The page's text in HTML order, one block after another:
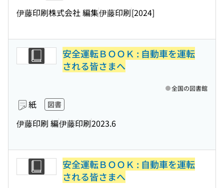
伊藤印刷株式会社 編集伊藤印刷[2024]
安全運転ＢＯＯＫ : 自動車を運転
される皆さまへ
紙 図書
伊藤印刷 編伊藤印刷2023.6
全国の図書館
安全運転ＢＯＯＫ : 自動車を運転
される皆さまへ